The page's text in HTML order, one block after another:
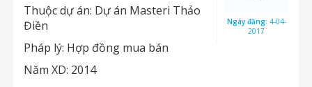
Thuộc dự án: Dự án Masteri Thảo
Điền
Pháp lý: Hợp đồng mua bán
Năm XD: 2014
Ngày đăng: 4-04-
2017